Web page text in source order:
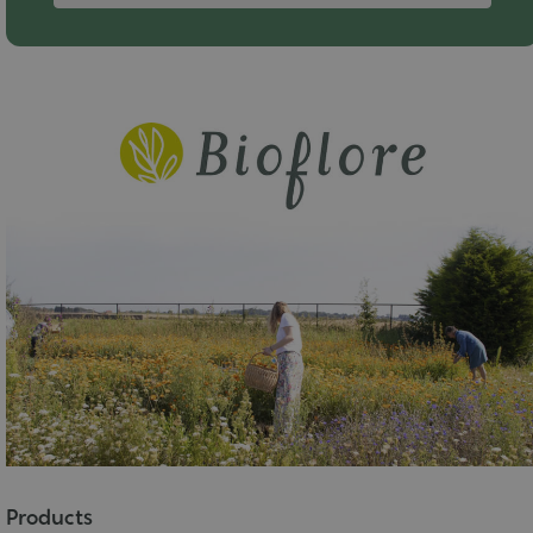
Products